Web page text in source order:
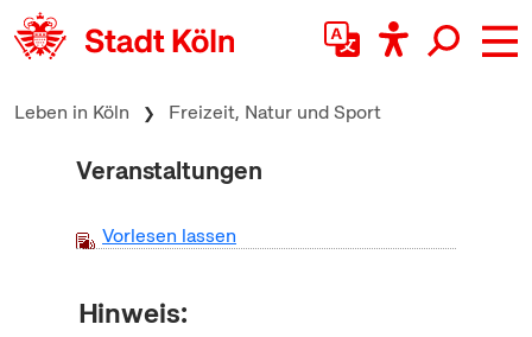
zum Inhalt springen
Leben in Köln Freizeit, Natur und Sport
Veranstaltungen
Vorlesen lassen
Hinweis: